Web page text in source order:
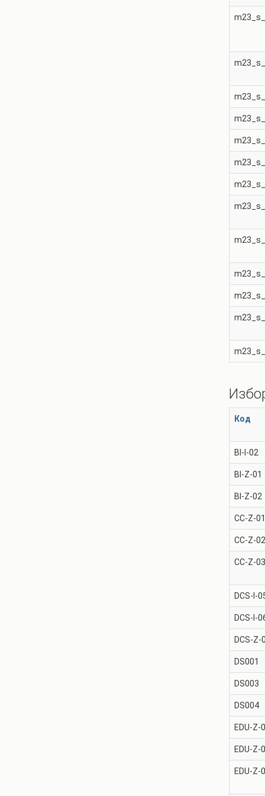
Код
BI-I-02
BI-Z-01
BI-Z-02
CC-Z-01
CC-Z-02
CC-Z-03
DCS-I-
DCS-I-
DCS-Z-
DS001
DS003
DS004
EDU-Z-
EDU-Z-
EDU-Z-